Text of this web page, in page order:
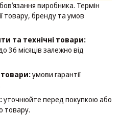
виробника. Термін
товару, бренду та умов
та технічні товари:
36 місяців залежно від
умови гарантії
уточнюйте перед покупкою або
товару.